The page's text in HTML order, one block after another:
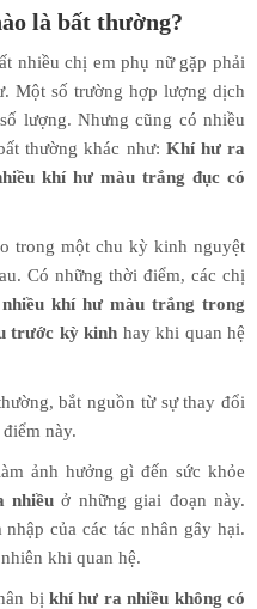
là bất thường?
nhiều chị em phụ nữ gặp phải
Một số trường hợp lượng dịch
lượng. Nhưng cũng có nhiều
thường khác như: Khí hư ra
khí hư màu trắng đục có
trong một chu kỳ kinh nguyệt
Có những thời điểm, các chị
khí hư màu trắng trong
trước kỳ kinh hay khi quan hệ
bắt nguồn từ sự thay đổi
này.
ảnh hưởng gì đến sức khỏe
nhiều ở những giai đoạn này.
của các tác nhân gây hại.
khi quan hệ.
bị khí hư ra nhiều không có